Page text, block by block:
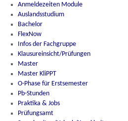
Anmeldezeiten Module
Auslandsstudium
Bachelor
FlexNow
Infos der Fachgruppe
Klausureinsicht/Prüfungen
Master
Master KliPPT
O-Phase für Erstsemester
Pb-Stunden
Praktika & Jobs
Prüfungsamt